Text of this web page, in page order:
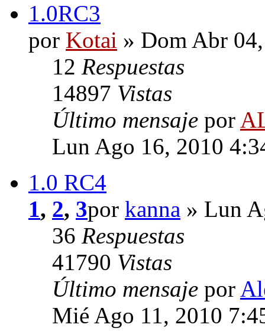
1.0RC3
por Kotai » Dom Abr
12 Respuestas
14897 Vistas
Último mensaje por
Lun Ago 16, 2010
1.0 RC4
1, 2, 3por kanna » Lun
36 Respuestas
41790 Vistas
Último mensaje por
Mié Ago 11, 2010